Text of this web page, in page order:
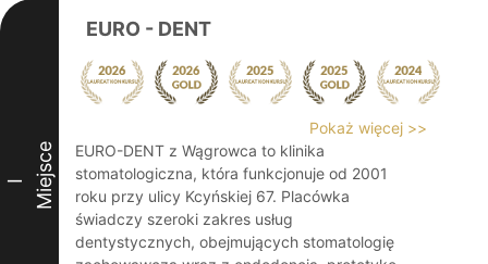
I Miejsce
EURO - DENT
Pokaż więcej >>
EURO-DENT z Wągrowca to klinika
stomatologiczna, która funkcjonuje od 2001
roku przy ulicy Kcyńskiej 67. Placówka
świadczy szeroki zakres usług
dentystycznych, obejmujących stomatologię